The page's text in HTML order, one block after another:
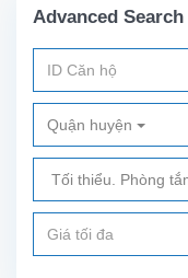
Advanced Search
Quận huyện